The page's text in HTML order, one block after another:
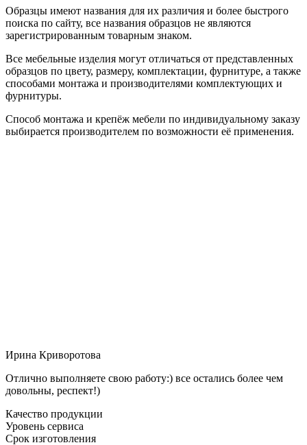
Образцы имеют названия для их различия и более быстрого
поиска по сайту, все названия образцов не являются
зарегистрированным товарным знаком.
Все мебельные изделия могут отличаться от представленных
образцов по цвету, размеру, комплектации, фурнитуре, а также
способами монтажа и производителями комплектующих и
фурнитуры.
Способ монтажа и крепёж мебели по индивидуальному заказу
выбирается производителем по возможности её применения.
Ирина Криворотова
Отлично выполняете свою работу:) все остались более чем
довольны, респект!)
Качество продукции
Уровень сервиса
Срок изготовления